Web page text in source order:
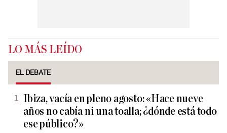
LO MÁS LEÍDO
EL DEBATE
Ibiza, vacía en pleno agosto: «Hace nueve
años no cabía ni una toalla; ¿dónde está todo
ese público?»